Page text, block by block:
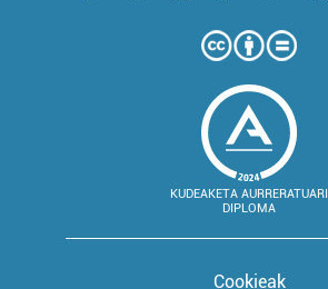
KUDEAKETA AURRERATUARI
DIPLOMA
Cookieak